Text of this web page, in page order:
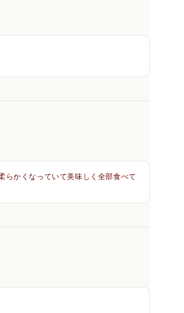
らかくなっていて美味しく全部食べて